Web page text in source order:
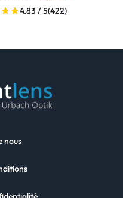
4.83 / 5(422)
nous